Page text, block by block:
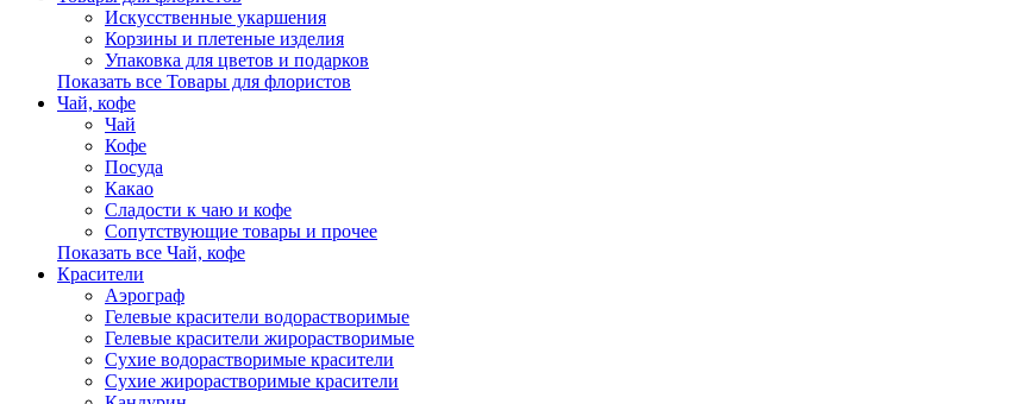
Искусственные укаршения
Корзины и плетеные изделия
Упаковка для цветов и подарков
Показать все Товары для флористов
Чай, кофе
Чай
Кофе
Посуда
Какао
Сладости к чаю и кофе
Сопутствующие товары и прочее
Показать все Чай, кофе
Красители
Аэрограф
Гелевые красители водорастворимые
Гелевые красители жирорастворимые
Сухие водорастворимые красители
Сухие жирорастворимые красители